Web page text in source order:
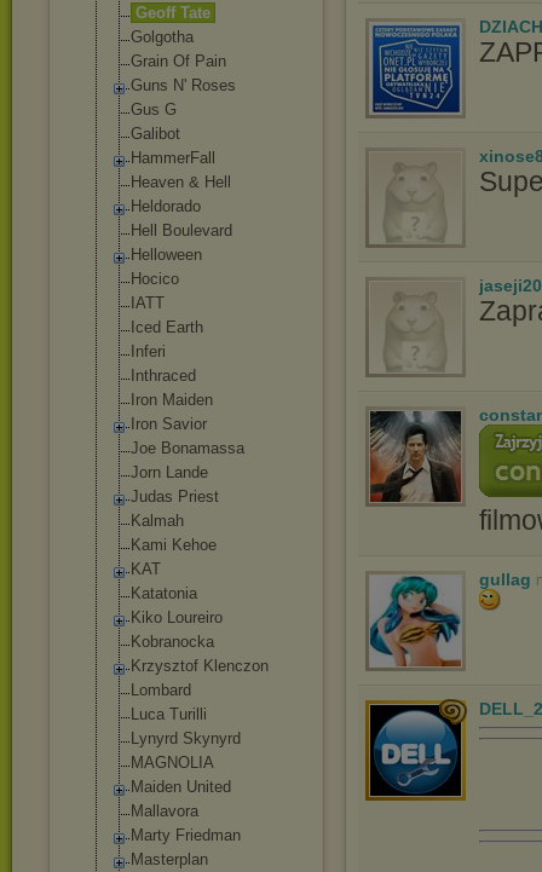
Geoff Tate
Golgotha
Grain Of Pain
Guns N' Roses
Gus G
Gаlibоt
HammerFall
Heaven & Hell
Heldorado
Hell Boulevard
Helloween
Hocico
IATT
Iced Earth
Inferi
Inthraced
Iron Maiden
Iron Savior
Joe Bonamassa
Jorn Lande
Judas Priest
Kalmah
Kami Kehoe
KAT
Katatonia
Kiko Loureiro
Kobranocka
Krzysztof Klenczon
Lombard
Luca Turilli
Lynyrd Skynyrd
MAGNOLIA
Maiden United
Mallavora
Marty Friedman
Masterplan
gullag